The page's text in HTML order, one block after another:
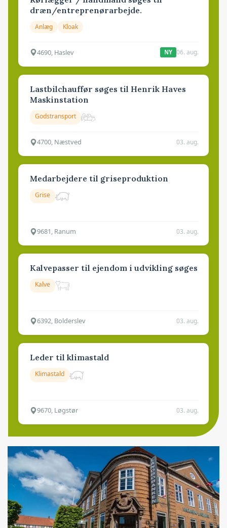
dræn/entreprenørarbejde.
Anlæg Kloak
4690, Haslev NY 06. aug.
Lastbilchauffør søges til Henrik Haves
Maskinstation
Godstransport
4700, Næstved 03. aug.
Medarbejdere til griseproduktion
Grise
9681, Ranum 03. aug.
Kalvepasser til ejendom i udvikling søges
Kalve
6392, Bolderslev 03. aug.
Leder til klimastald
Klimastald
9670, Løgstør 03. aug.